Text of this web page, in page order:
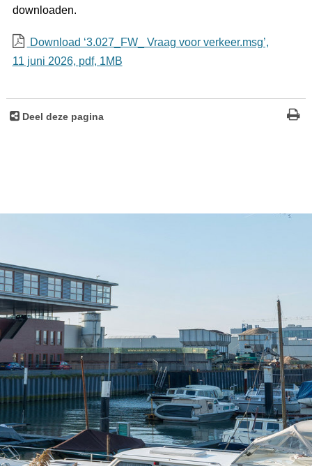
downloaden.
Download ‘3.027_FW_ Vraag voor verkeer.msg’,
11 juni 2026, pdf, 1MB
Deel deze pagina